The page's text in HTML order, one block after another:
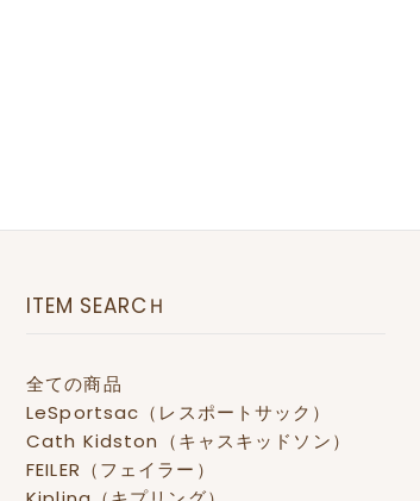
ITEM SEARCＨ
全ての商品
LeSportsac（レスポートサック）
Cath Kidston（キャスキッドソン）
FEILER（フェイラー）